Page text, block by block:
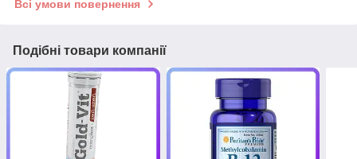
Всі умови повернення
Подібні товари компанії